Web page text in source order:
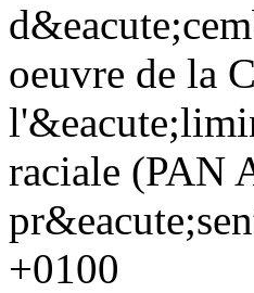
oeuvre de la
raciale (PAN
+0100